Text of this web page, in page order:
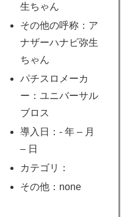
生ちゃん
その他の呼称：ア
ナザーハナビ弥生
ちゃん
パチスロメーカ
ー：ユニバーサル
ブロス
導入日：- 年 – 月
– 日
カテゴリ：
その他：none